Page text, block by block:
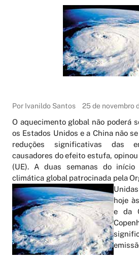
Por Ivanildo Santos 25 de novembro
O aquecimento global não poderá
os Estados Unidos e a China não
reduções significativas das
causadores do efeito estufa, opinou
(UE). A duas semanas do início
climática global patrocinada pela
hoje
e da